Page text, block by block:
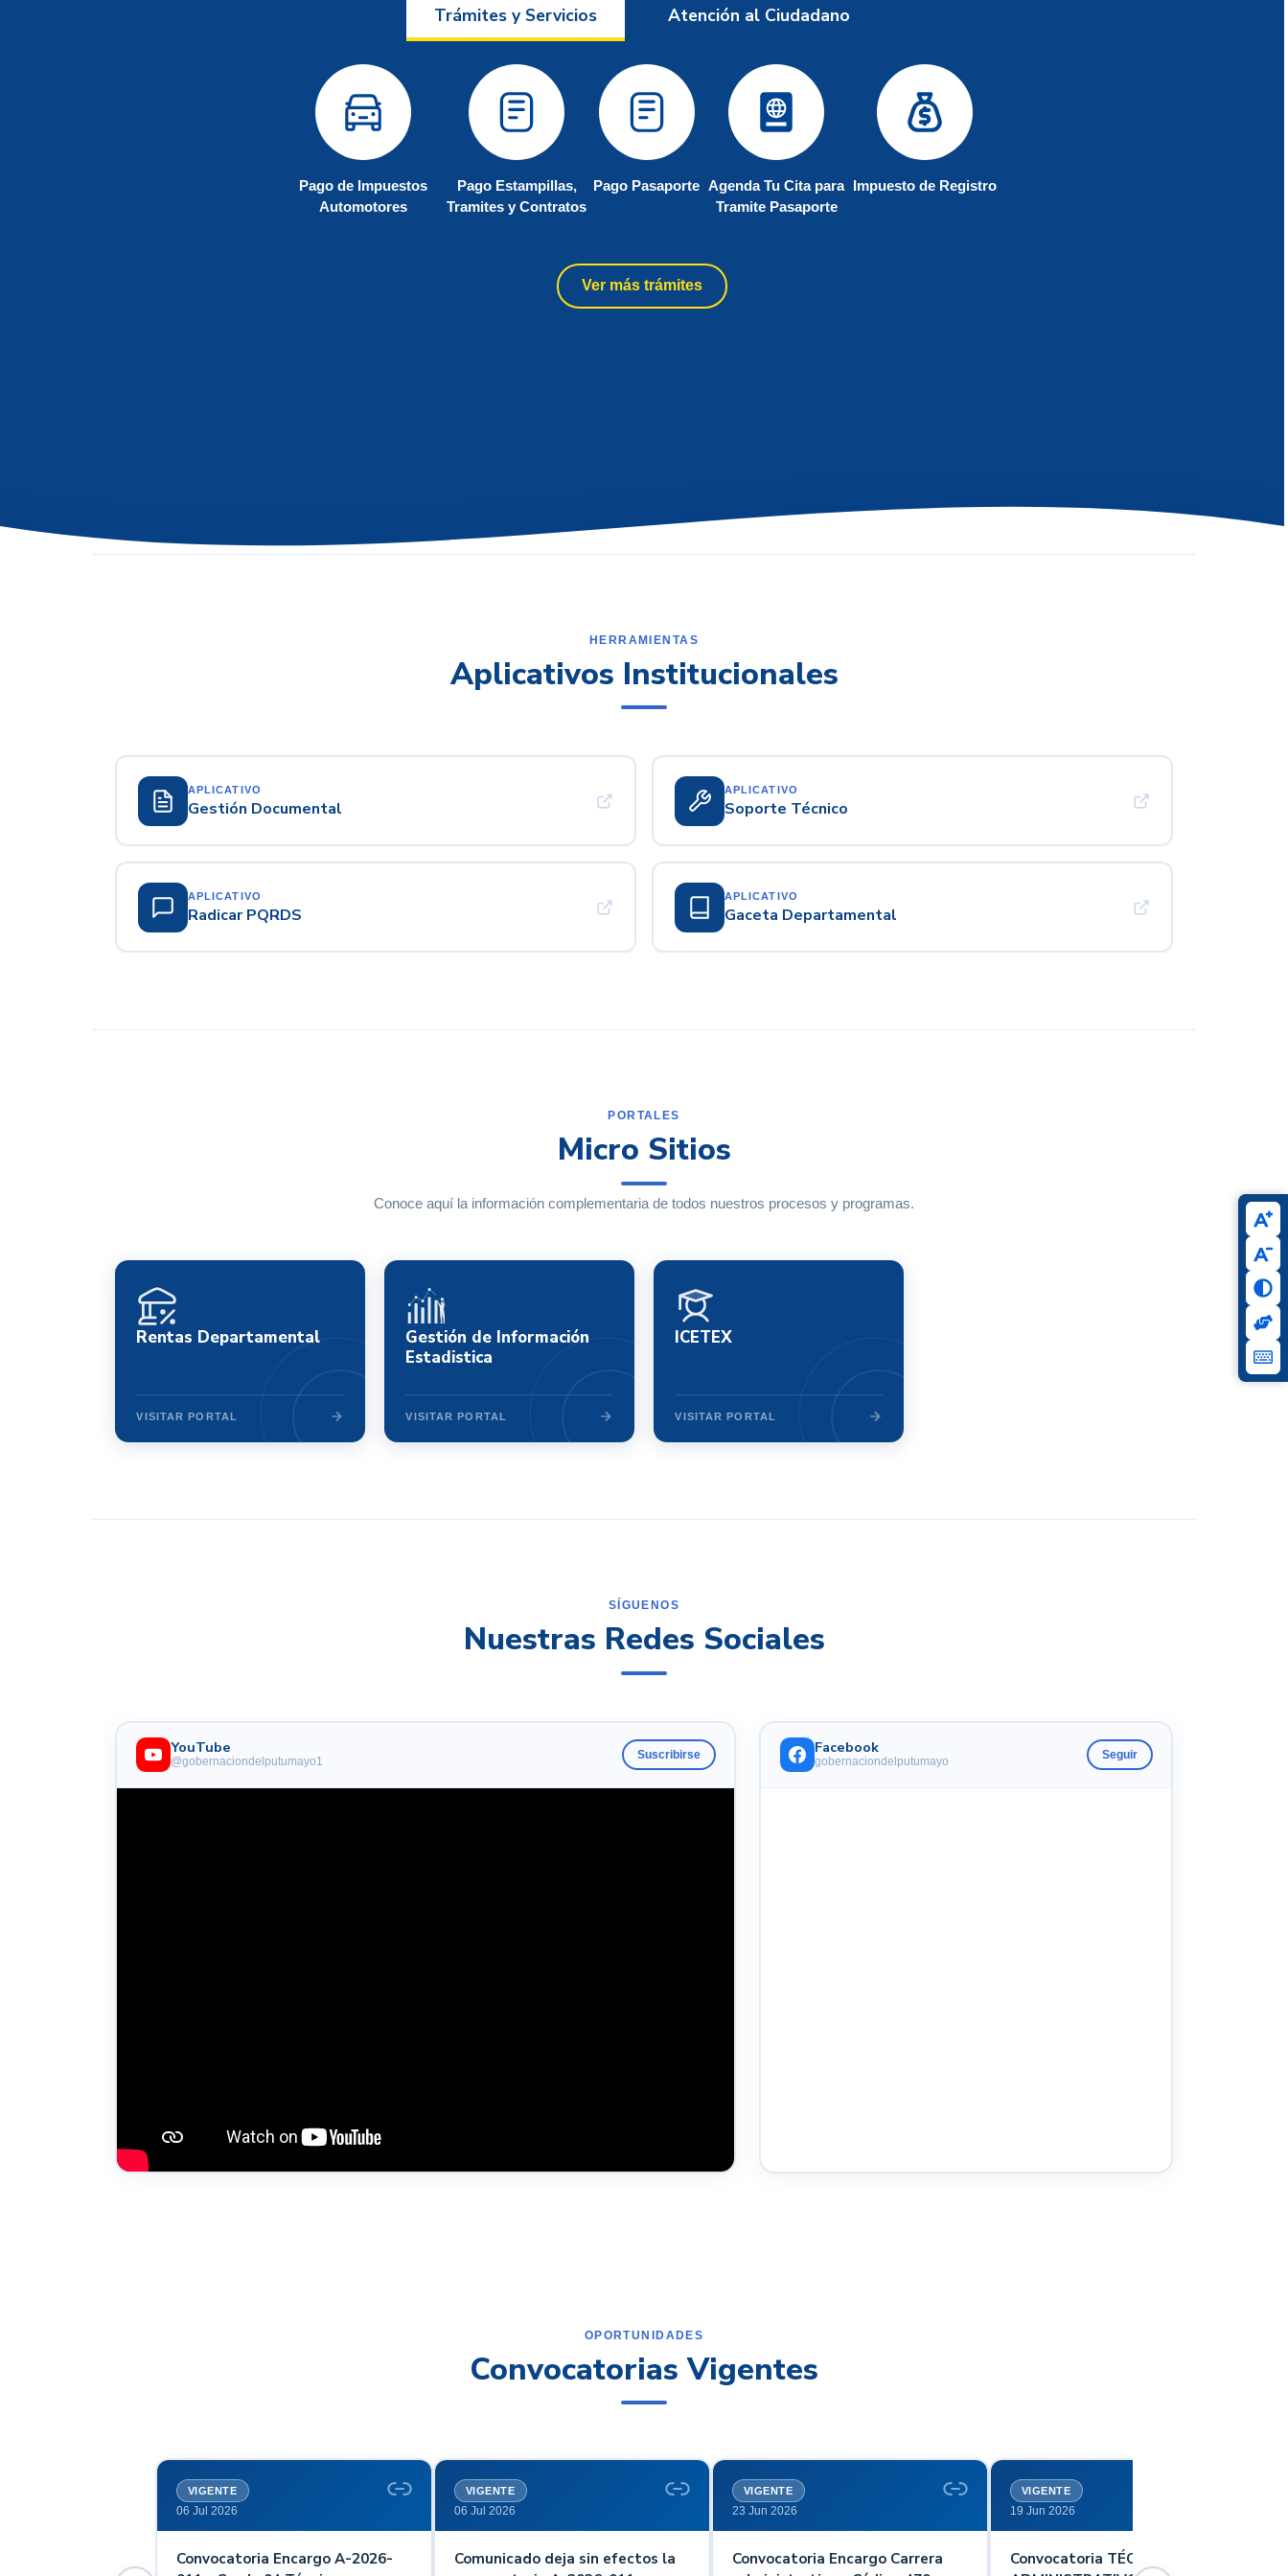
Trámites y Servicios Atención al Ciudadano
Pago de Impuestos
Automotores
Pago Estampillas,
Tramites y Contratos
Pago Pasaporte Agenda Tu Cita para
Tramite Pasaporte
Impuesto de Registro
Ver más trámites
HERRAMIENTAS
Aplicativos Institucionales
APLICATIVO
Gestión Documental
APLICATIVO
Soporte Técnico
APLICATIVO
Radicar PQRDS
APLICATIVO
Gaceta Departamental
PORTALES
Micro Sitios
Conoce aquí la información complementaria de todos nuestros procesos y programas.
Rentas Departamental
VISITAR PORTAL
Gestión de Información
Estadistica
VISITAR PORTAL
ICETEX
VISITAR PORTAL
SÍGUENOS
Nuestras Redes Sociales
YouTube
@gobernaciondelputumayo1 Suscribirse Facebook
gobernaciondelputumayo Seguir
OPORTUNIDADES
Convocatorias Vigentes
VIGENTE
06 Jul 2026
Convocatoria Encargo A-2026-
VIGENTE
06 Jul 2026
Comunicado deja sin efectos la
VIGENTE
23 Jun 2026
Convocatoria Encargo Carrera
VIGENTE
19 Jun 2026
Convocatoria TÉCNICO